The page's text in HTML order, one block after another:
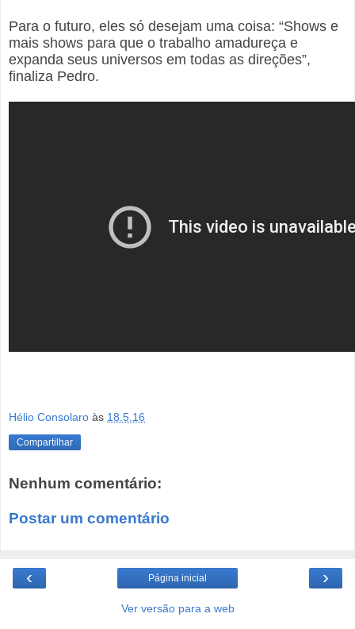
Para o futuro, eles só desejam uma coisa: “Shows e
mais shows para que o trabalho amadureça e
expanda seus universos em todas as direções”,
finaliza Pedro.
Hélio Consolaro às 18.5.16
Compartilhar
Nenhum comentário:
Postar um comentário
‹ ›
Página inicial
Ver versão para a web